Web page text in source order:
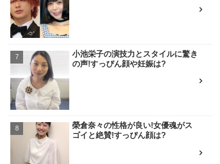
小池栄子の演技力とスタイルに驚き
の声!すっぴん顔や妊娠は?
榮倉奈々の性格が良い!女優魂がス
ゴイと絶賛!すっぴん顔は?